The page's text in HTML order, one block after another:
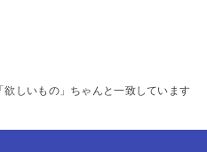
しいもの」ちゃんと一致しています